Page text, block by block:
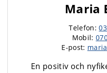
Maria
Telefon:
Mobil:
E-post:
En positiv och